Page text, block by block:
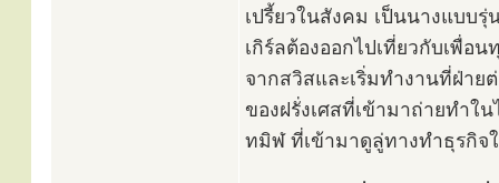
เปรี้ยวในสังคม เป็นนางแบบ
เกิร์ลต้องออกไปเที่ยวกับเพื่
จากสวิสและเริ่มทำงานที่ฝ่าย
ของฝรั่งเศสที่เข้ามาถ่ายทำใ
ทมิฬ ที่เข้ามาดูลู่ทางทำธุรกิจ